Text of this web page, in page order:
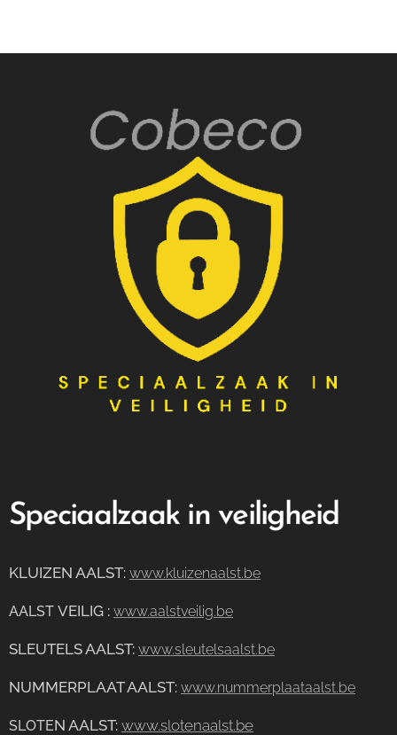
Speciaalzaak in veiligheid
KLUIZEN AALST: www.kluizenaalst.be
AALST VEILIG : www.aalstveilig.be
SLEUTELS AALST: www.sleutelsaalst.be
NUMMERPLAAT AALST: www.nummerplaataalst.be
SLOTEN AALST: www.slotenaalst.be